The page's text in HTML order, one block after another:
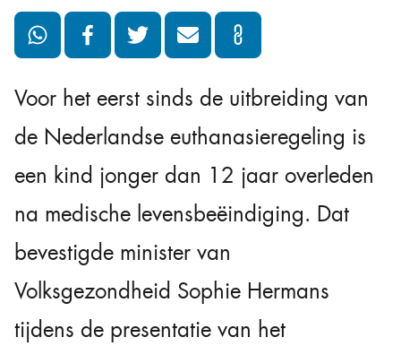
Voor het eerst sinds de uitbreiding van
de Nederlandse euthanasieregeling is
een kind jonger dan 12 jaar overleden
na medische levensbeëindiging. Dat
bevestigde minister van
Volksgezondheid Sophie Hermans
tijdens de presentatie van het